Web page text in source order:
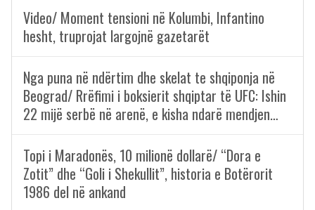
Video/ Moment tensioni në Kolumbi, Infantino
hesht, truprojat largojnë gazetarët
Nga puna në ndërtim dhe skelat te shqiponja në
Beograd/ Rrëfimi i boksierit shqiptar të UFC: Ishin
22 mijë serbë në arenë, e kisha ndarë mendjen…
Topi i Maradonës, 10 milionë dollarë/ “Dora e
Zotit” dhe “Goli i Shekullit”, historia e Botërorit
1986 del në ankand